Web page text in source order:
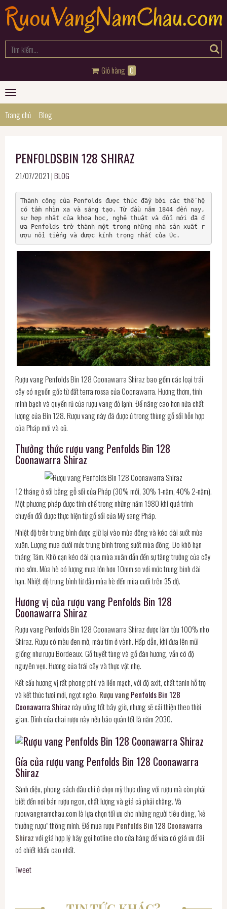
Giỏ hàng 0
Toggle
navigation
Trang chủ Blog
PENFOLDSBIN 128 SHIRAZ
21/07/2021 |BLOG
Thành công của Penfolds được thúc đẩy bởi các thế hệ
có tầm nhìn xa và sáng tạo. Từ đầu năm 1844 đến nay,
sự hợp nhất của khoa học, nghệ thuật và đổi mới đã đ
ưa Penfolds trở thành một trong những nhà sản xuất r
Rượu vang Penfolds Bin 128 Coonawarra Shiraz bao gồm các loại trái
cây có nguồn gốc từ đất terra rossa của Coonawarra. Hương thơm, tính
minh bạch và quyến rũ của rượu vang đỏ lạnh. Để nâng cao hơn nữa chất
lượng của Bin 128. Rượu vang này đã được ủ trong thùng gỗ sồi hỗn hợp
của Pháp mới và cũ.
Thưởng thức rượu vang Penfolds Bin 128
Coonawarra Shiraz
12 tháng ở sồi bằng gỗ sồi của Pháp (30% mới, 30% 1-năm, 40% 2-năm).
Một phương pháp được tinh chế trong những năm 1980 khi quá trình
chuyển đổi được thực hiện từ gỗ sồi của Mỹ sang Pháp.
Nhiệt độ trên trung bình được giữ lại vào mùa đông và kéo dài suốt mùa
xuân. Lượng mưa dưới mức trung bình trong suốt mùa đông. Do khô hạn
tháng Tám. Khô cạn kéo dài qua mùa xuân dẫn đến sự tăng trưởng của cây
nho sớm. Mùa hè có lượng mưa lớn hơn 10mm so với mức trung bình dài
hạn. Nhiệt độ trung bình từ đầu mùa hè đến mùa cuối trên 35 độ.
Hương vị của rượu vang Penfolds Bin 128
Coonawarra Shiraz
Rượu vang Penfolds Bin 128 Coonawarra Shiraz được làm từu 100% nho
Shiraz. Rượu có màu đen mờ, màu tím ở vành. Hấp dẫn, khi đưa lên mũi
giống như rượu Bordeaux. Gỗ tuyết tùng và gỗ đàn hương, vẫn có độ
nguyên vẹn. Hương của trái cây và thực vật nhẹ.
Kết cấu hương vị rất phong phú và liền mạch, với độ axit, chất tanin hỗ trợ
và kết thúc tươi mới, ngọt ngào. Rượu vangPenfolds Bin 128
Coonawarra Shiraznày uống tốt bây giờ, nhưng sẽ cải thiện theo thời
gian. Đỉnh của chai rượu này nếu bảo quản tốt là năm 2030.
Gía của rượu vang Penfolds Bin 128 Coonawarra
Shiraz
Sành điệu, phong cách đâu chỉ ở chọn mỹ thực dùng với rượu mà còn phải
biết đến nơi bán rượu ngon, chất lượng và giá cả phải chăng. Và
ruouvangnamchau.com là lựa chọn tối ưu cho những người tiêu dùng, ‘kẻ
thưởng rượu” thông minh. Để mua rượu Penfolds Bin 128 Coonawarra
Shirazvới giá hợp lý hãy gọi hotline cho cửa hàng để vừa có giá ưu đãi
có chiết khấu cao nhất.
Tweet